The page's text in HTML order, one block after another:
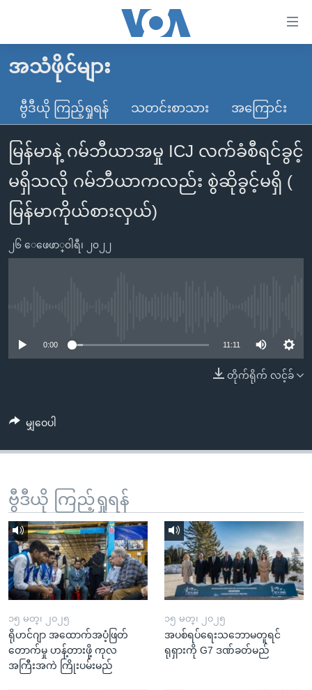
လွယ်ကူ
သည့်
Link
များ
ပင်မ
အကြောင်းအရာ
သို့
ကျော်
ကြည့်
ရှာဖွေ
နေရာ
သို့
ကျော်
ရန်
မူလစာမျက်နှာ
မြန်မာ
ကမ္ဘာ့သတင်းများ
နိုင်ငံတကာ
အမေရိကန်
တရုတ်
အစ္စရေး-ပါလက်စတိုင်း
ဗွီဒီယို
သတင်းလွတ်လပ်ခွင့်
ရပ်ဝန်းတခု လမ်းတခု အလွန်
အင်္ဂလိပ်စာလေ့လာမယ်
အမေရိကန်သုံးအီဒီယံ
အပတ်စဉ်ကဏ္ဍများ
အသံဖိုင်များ
ဗွီဒီယို ကြည့်ရှုရန် သတင်းစာသား အကြောင်း
မြန်မာနဲ့ ဂမ်ဘီယာအမှု ICJ လက်ခံစီရင်ခွင့်
မရှိသလို ဂမ်ဘီယာကလည်း စွဲဆိုခွင့်မရှိ (
မြန်မာကိုယ်စားလှယ်)
၂၆ ေဖေဖာ္၀ါရီ၊ ၂၀၂၂
0:00 11:11
တိုက်ရိုက် လင့်ခ်
မျှဝေပါ
ဗွီဒီယို ကြည့်ရှုရန်
၁၅ မတ္၊ ၂၀၂၅
ရိုဟင်ဂျာ အထောက်အပံ့ဖြတ်
တောက်မှု ဟန့်တားဖို့ ကုလ
အကြီးအကဲ ကြိုးပမ်းမည်
၁၅ မတ္၊ ၂၀၂၅
အပစ်ရပ်ရေးသဘောမတူရင်
ရုရှားကို G7 ဒဏ်ခတ်မည်